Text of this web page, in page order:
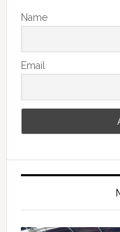
Name
Email